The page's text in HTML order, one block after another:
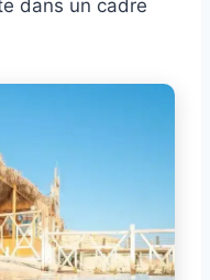
dans un cadre